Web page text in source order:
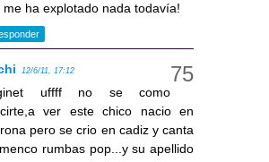
me ha explotado nada todavía!
12/6/11, 17:12
uffff no se como
ver este chico nacio en
pero se crio en cadiz y canta
rumbas pop...y su apellido